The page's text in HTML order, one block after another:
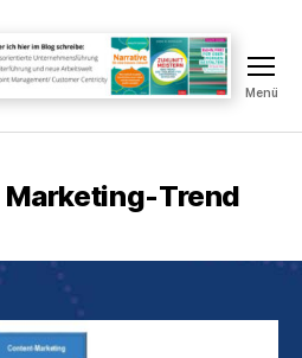
Touchpoint
Blog
M.
Schüller
Menü
Marketing-Trend